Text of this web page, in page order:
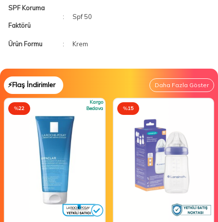
SPF Koruma
Faktörü
: Spf 50
Ürün Formu : Krem
⚡Flaş İndirimler Daha Fazla Göster
%22
Kargo
Bedava
%15